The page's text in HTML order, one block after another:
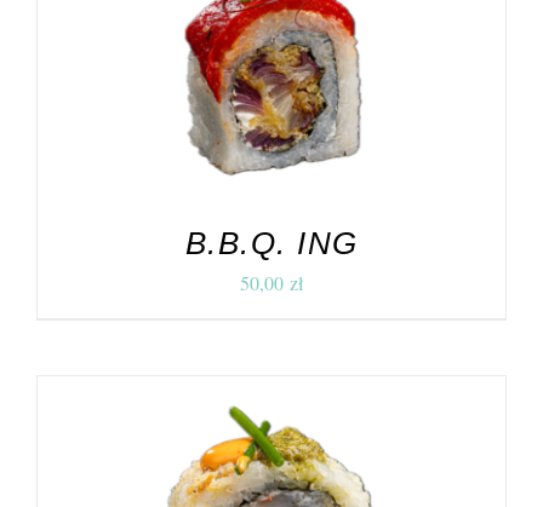
DODAJ DO KOSZYKA / SZCZEGÓŁY
B.B.Q. ING
50,00 zł